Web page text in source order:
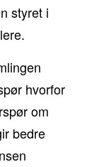
styret i
hvorfor
om
bedre